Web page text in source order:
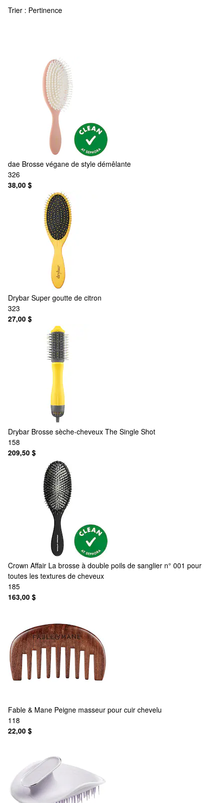
Trier : Pertinence
dae Brosse végane de style démêlante
326
38,00 $
Drybar Super goutte de citron
323
27,00 $
Drybar Brosse sèche-cheveux The Single Shot
158
209,50 $
Crown Affair La brosse à double poils de sanglier n° 001 pour
toutes les textures de cheveux
185
163,00 $
Fable & Mane Peigne masseur pour cuir chevelu
118
22,00 $